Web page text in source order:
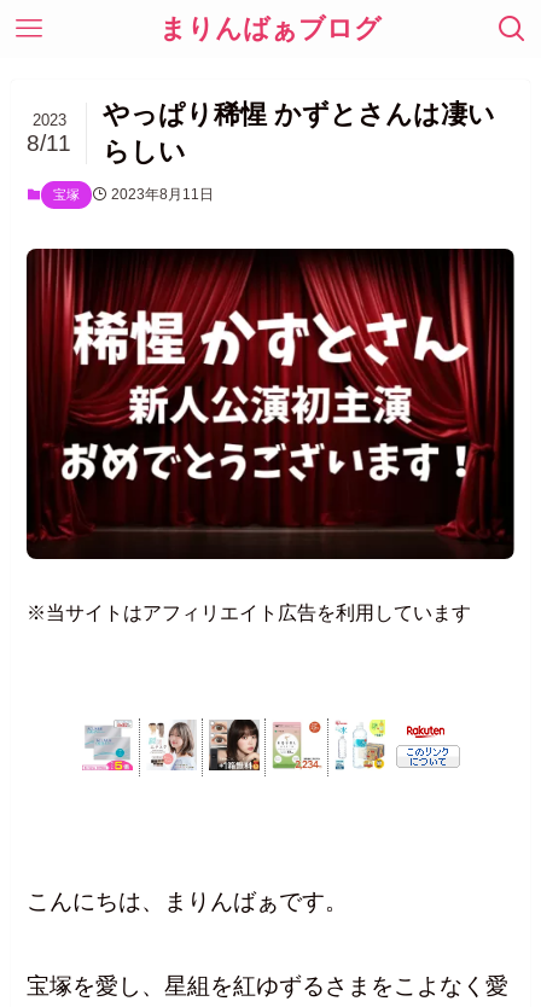
まりんばぁブログ
やっぱり稀惺 かずとさんは凄い
らしい
2023
8/11
宝塚 2023年8月11日
※当サイトはアフィリエイト広告を利用しています
こんにちは、まりんばぁです。
宝塚を愛し、星組を紅ゆずるさまをこよなく愛